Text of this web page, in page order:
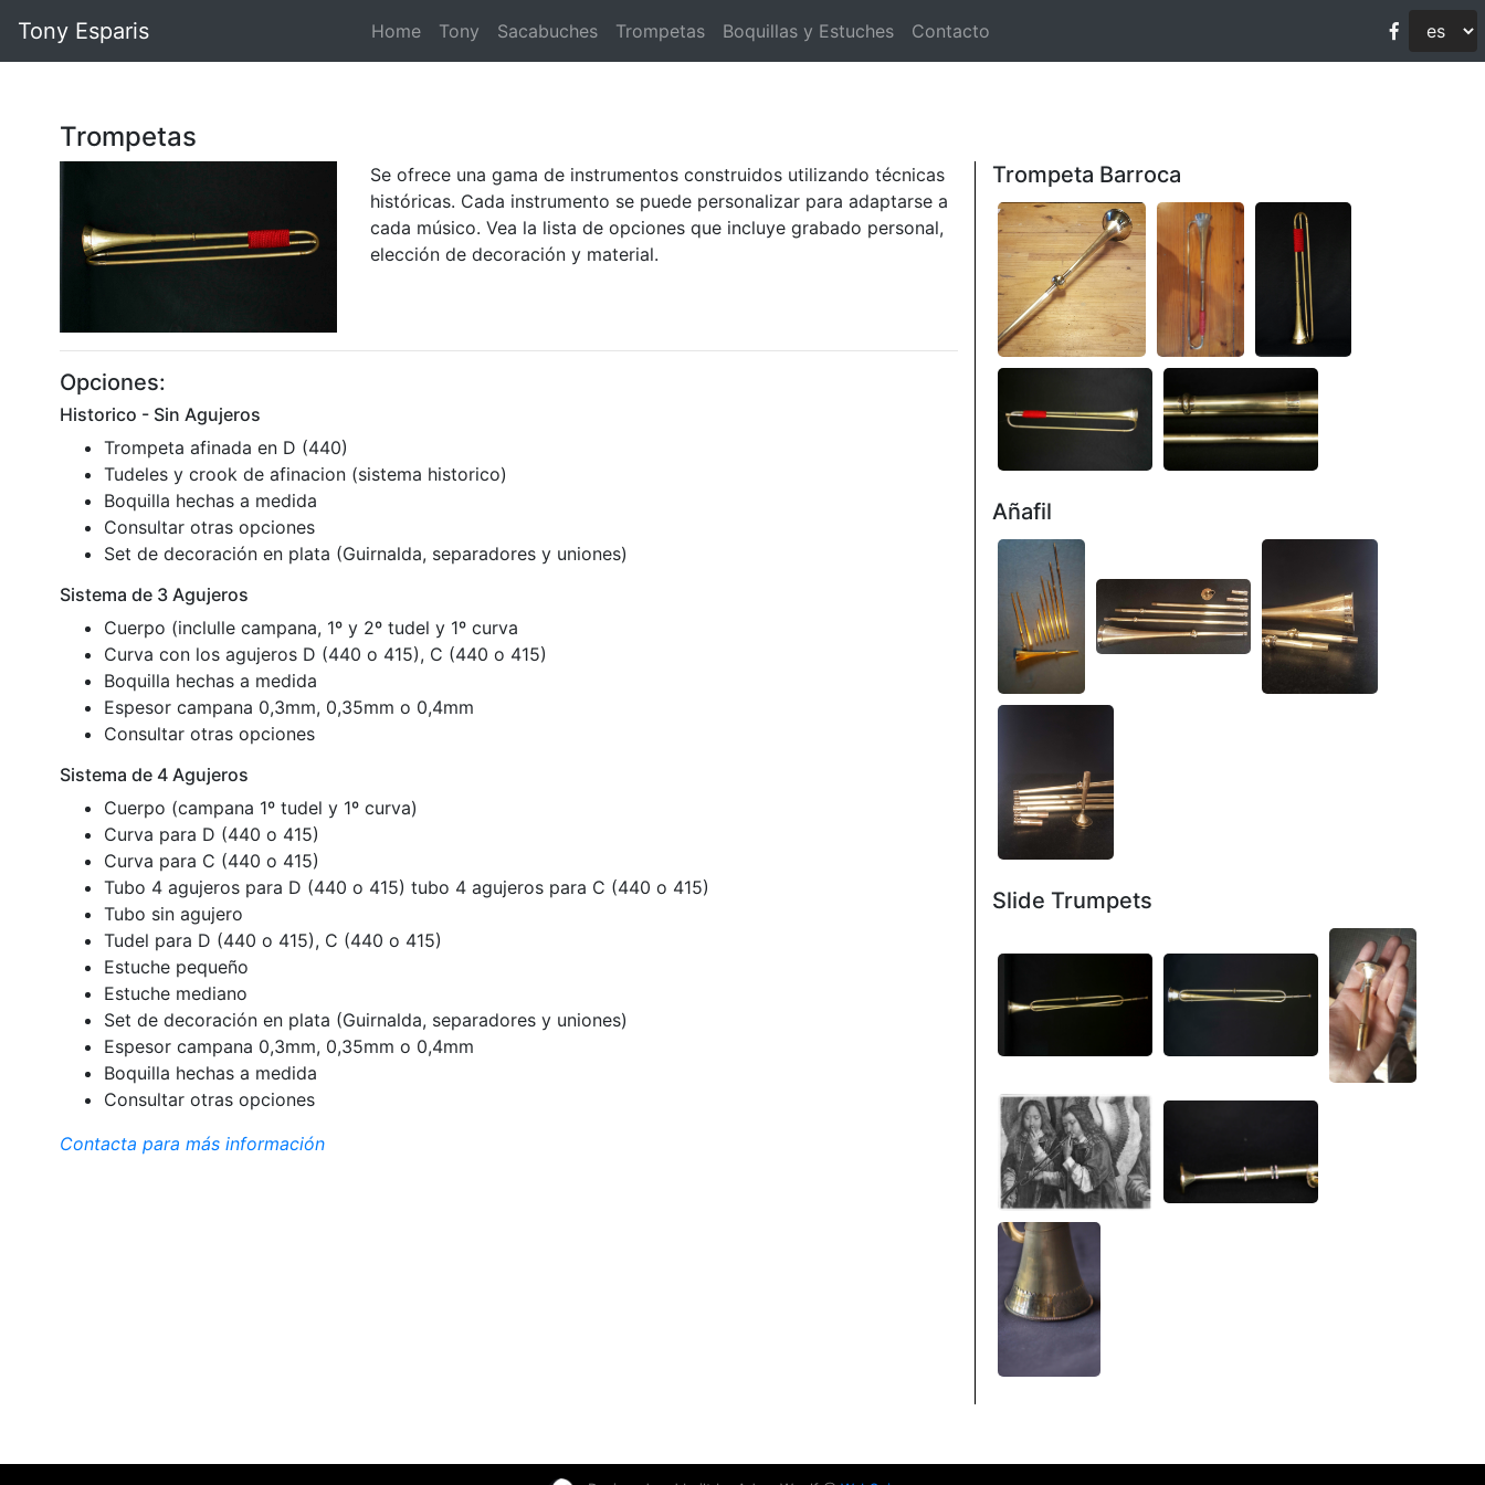
Tony Esparis Home Tony Sacabuches Trompetas Boquillas y Estuches Contacto
Trompetas
Se ofrece una gama de instrumentos construidos utilizando técnicas
históricas. Cada instrumento se puede personalizar para adaptarse a
cada músico. Vea la lista de opciones que incluye grabado personal,
elección de decoración y material.
Opciones:
Historico - Sin Agujeros
Trompeta afinada en D (440)
Tudeles y crook de afinacion (sistema historico)
Boquilla hechas a medida
Consultar otras opciones
Set de decoración en plata (Guirnalda, separadores y uniones)
Sistema de 3 Agujeros
Cuerpo (inclulle campana, 1º y 2º tudel y 1º curva
Curva con los agujeros D (440 o 415), C (440 o 415)
Boquilla hechas a medida
Espesor campana 0,3mm, 0,35mm o 0,4mm
Consultar otras opciones
Sistema de 4 Agujeros
Cuerpo (campana 1º tudel y 1º curva)
Curva para D (440 o 415)
Curva para C (440 o 415)
Tubo 4 agujeros para D (440 o 415) tubo 4 agujeros para C (440 o 415)
Tubo sin agujero
Tudel para D (440 o 415), C (440 o 415)
Estuche pequeño
Estuche mediano
Set de decoración en plata (Guirnalda, separadores y uniones)
Espesor campana 0,3mm, 0,35mm o 0,4mm
Boquilla hechas a medida
Consultar otras opciones
Contacta para más información
Trompeta Barroca
Añafil
Slide Trumpets